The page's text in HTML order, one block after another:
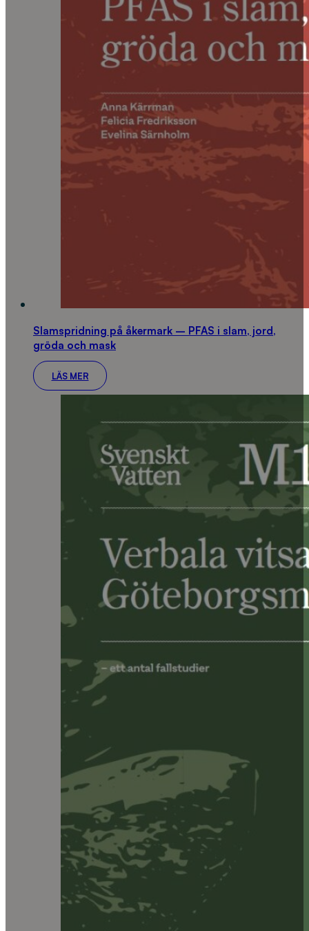
Slamspridning på åkermark – PFAS i slam, jord,
gröda och mask
LÄS MER